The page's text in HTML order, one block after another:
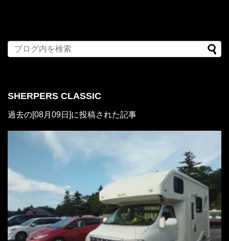
SHERPERS CLASSIC
過去の[08月09日]に投稿された記事